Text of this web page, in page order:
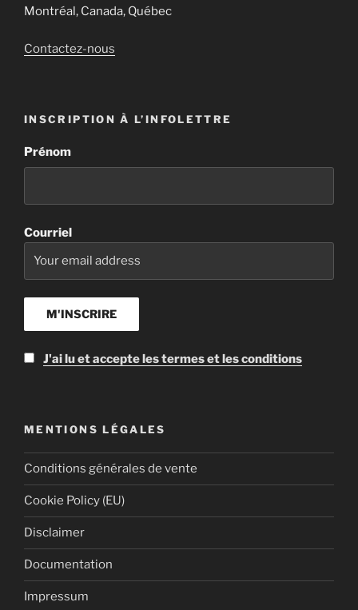
Montréal, Canada, Québec
Contactez-nous
INSCRIPTION À L’INFOLETTRE
Prénom
Courriel
J'ai lu et accepte les termes et les conditions
MENTIONS LÉGALES
Conditions générales de vente
Cookie Policy (EU)
Disclaimer
Documentation
Impressum